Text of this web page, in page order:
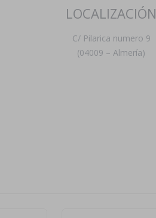
LOCALIZACIÓN
C/ Pilarica numero 9
(04009 – Almería)